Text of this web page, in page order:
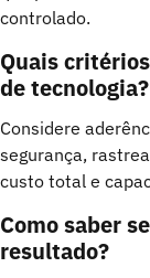
controlado.
Quais
de tecnologia?
Considere
segurança,
custo total e
Como saber
resultado?